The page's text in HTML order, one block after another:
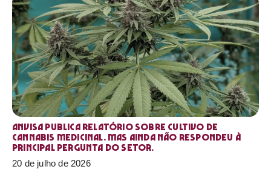
Anvisa publica relatório sobre cultivo de
Cannabis medicinal. Mas ainda não respondeu à
principal pergunta do setor.
20 de julho de 2026